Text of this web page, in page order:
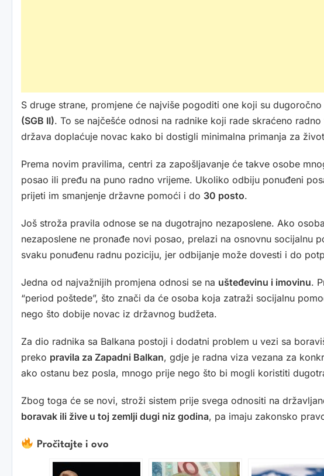
S druge strane, promjene će najviše pogoditi one koji su
(SGB II). To se najčešće odnosi na radnike koji rade skraćeno
država doplaćuje novac kako bi dostigli minimalna primanja za
Prema novim pravilima, centri za zapošljavanje će takve osobe
posao ili pređu na puno radno vrijeme. Ukoliko odbiju ponuđeni
prijeti im smanjenje državne pomoći i do 30 posto.
Još stroža pravila odnose se na dugotrajno nezaposlene. Ako
nezaposlene ne pronađe novi posao, prelazi na osnovnu socijalnu
svaku ponuđenu radnu poziciju, jer odbijanje može dovesti i do
Jedna od najvažnijih promjena odnosi se na ušteđevinu i imovinu.
“period poštede”, što znači da će osoba koja zatraži socijalnu
nego što dobije novac iz državnog budžeta.
Za dio radnika sa Balkana postoji i dodatni problem u vezi sa
preko pravila za Zapadni Balkan, gdje je radna viza vezana za
ako ostanu bez posla, mnogo prije nego što bi mogli koristiti
Zbog toga će se novi, stroži sistem prije svega odnositi na
boravak ili žive u toj zemlji dugi niz godina, pa imaju zakonsko
Pročitajte i ovo